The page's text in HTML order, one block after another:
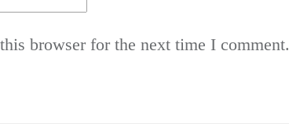
browser for the next time I comment.